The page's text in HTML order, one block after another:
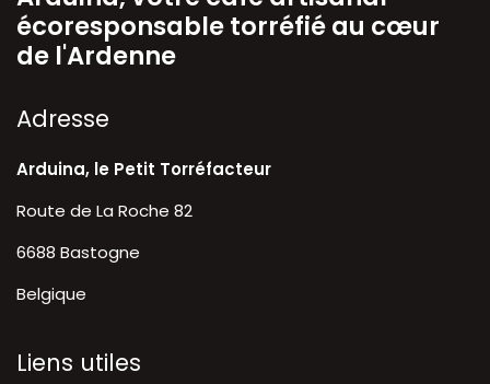
écoresponsable torréfié au cœur
de l'Ardenne
A​dresse
Arduina, le Petit Torréfacteur
Route de La Roche 82
6688 Bastogne
Belgique
Liens utiles